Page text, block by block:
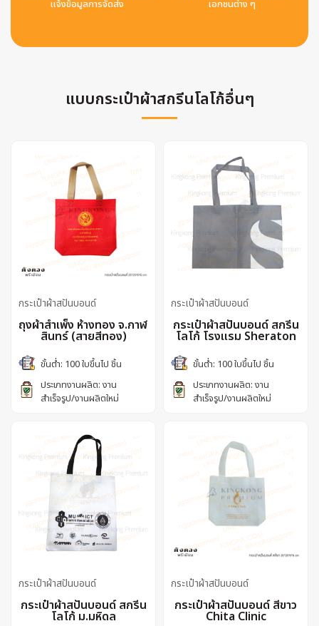
แจ้งข้อมูลการจัดส่ง
เอกชนต่าง ๆ
แบบกระเป๋าผ้าสกรีนโลโก้อื่นๆ
กระเป๋าผ้าสปันบอนด์
ถุงผ้าสำเพ็ง ห้างทอง จ.กาฬ
สินทร์ (สายสีทอง)
ขั้นต่ำ: 100 ใบขึ้นไป ชิ้น
ประเภทงานผลิต: งาน
สำเร็จรูป/งานผลิตใหม่
กระเป๋าผ้าสปันบอนด์
กระเป๋าผ้าสปันบอนด์ สกรีน
โลโก้ โรงแรม Sheraton
ขั้นต่ำ: 100 ใบขึ้นไป ชิ้น
ประเภทงานผลิต: งาน
สำเร็จรูป/งานผลิตใหม่
กระเป๋าผ้าสปันบอนด์
กระเป๋าผ้าสปันบอนด์ สกรีน
โลโก้ ม.มหิดล
กระเป๋าผ้าสปันบอนด์
กระเป๋าผ้าสปันบอนด์ สีขาว
Chita Clinic